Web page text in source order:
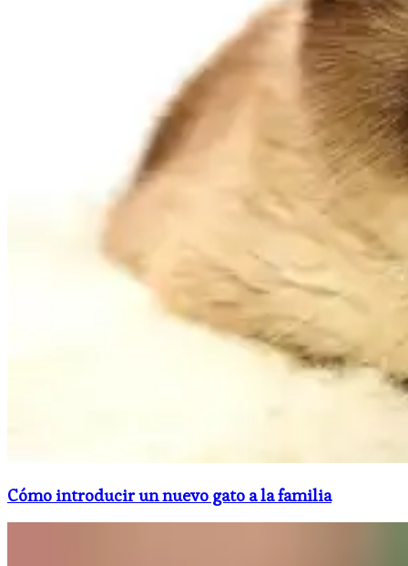
Cómo introducir un nuevo gato a la familia